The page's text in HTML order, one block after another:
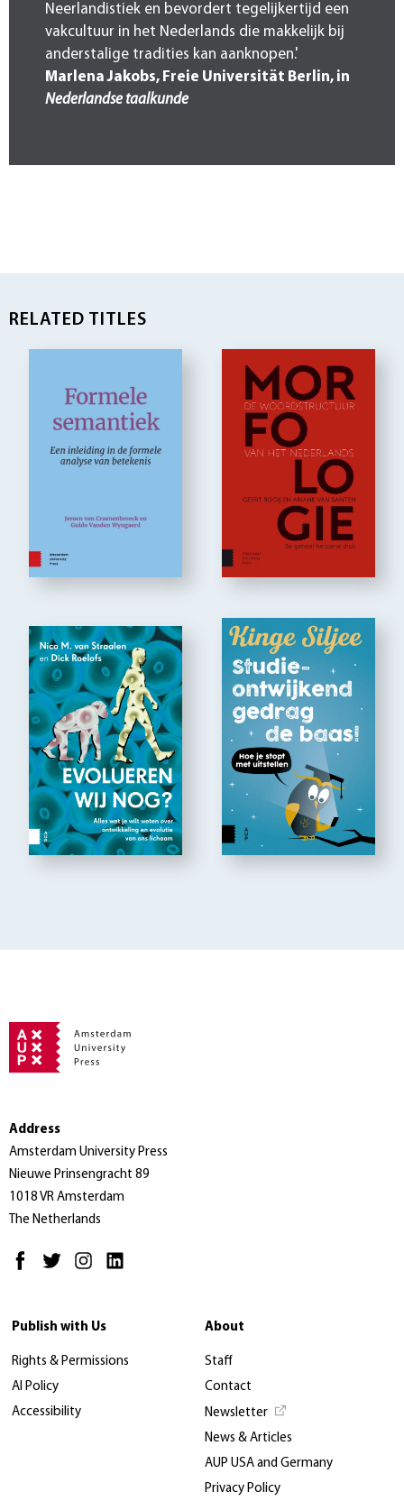
Neerlandistiek en bevordert tegelijkertijd een
vakcultuur in het Nederlands die makkelijk bij
anderstalige tradities kan aanknopen.'
Marlena Jakobs, Freie Universität Berlin, in
Nederlandse taalkunde
RELATED TITLES
Address
Amsterdam University Press
Nieuwe Prinsengracht 89
1018 VR Amsterdam
The Netherlands
Publish with Us
Rights & Permissions
AI Policy
Accessibility
About
Staff
Contact
Newsletter
News & Articles
AUP USA and Germany
Privacy Policy